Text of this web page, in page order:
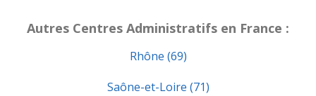
Autres Centres Administratifs en France :
Rhône (69)
Saône-et-Loire (71)